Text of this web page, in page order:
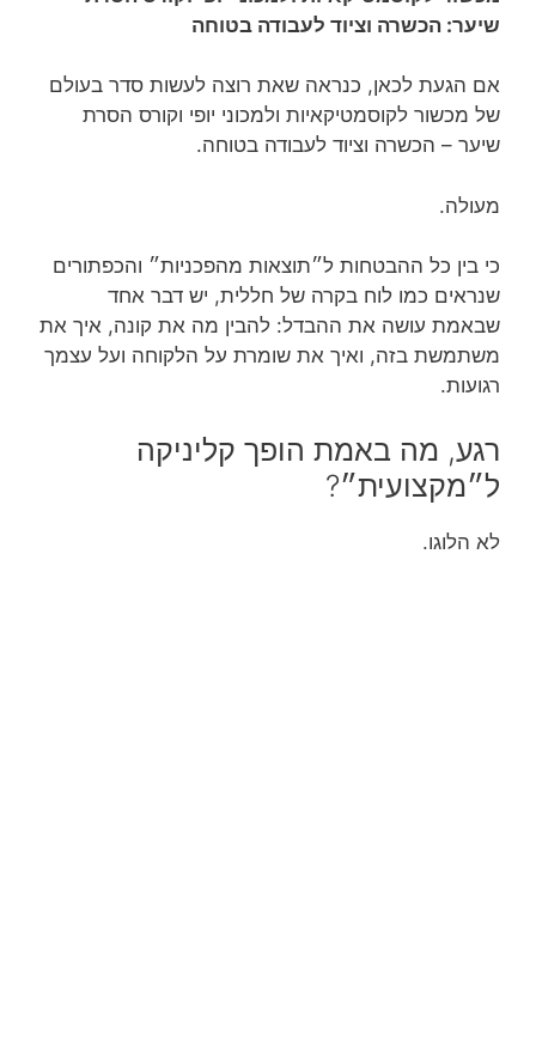
שיער: הכשרה וציוד לעבודה בטוחה
אם הגעת לכאן, כנראה שאת רוצה לעשות סדר בעולם
של מכשור לקוסמטיקאיות ולמכוני יופי וקורס הסרת
שיער – הכשרה וציוד לעבודה בטוחה.
מעולה.
כי בין כל ההבטחות ל״תוצאות מהפכניות״ והכפתורים
שנראים כמו לוח בקרה של חללית, יש דבר אחד
שבאמת עושה את ההבדל: להבין מה את קונה, איך את
משתמשת בזה, ואיך את שומרת על הלקוחה ועל עצמך
רגועות.
רגע, מה באמת הופך קליניקה
ל״מקצועית״?
לא הלוגו.